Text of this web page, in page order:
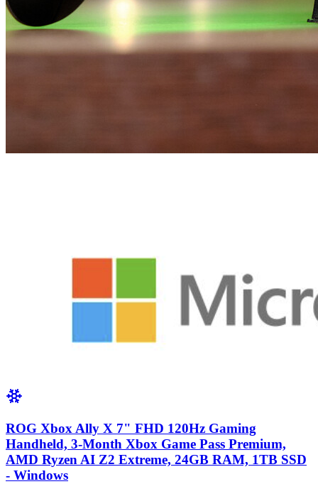
ROG Xbox Ally X 7" FHD 120Hz Gaming
Handheld, 3-Month Xbox Game Pass Premium,
AMD Ryzen AI Z2 Extreme, 24GB RAM, 1TB SSD
- Windows